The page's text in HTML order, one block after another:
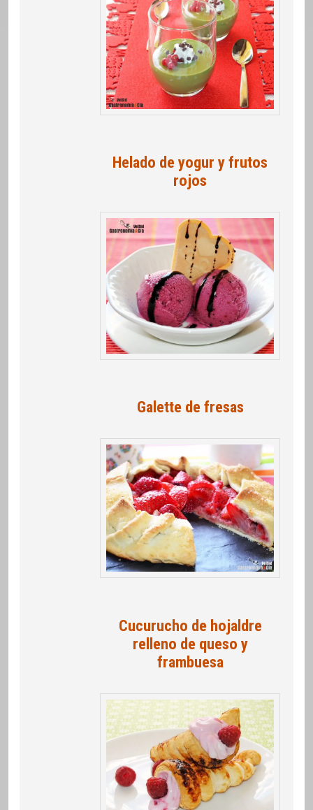
Helado de yogur y frutos
rojos
Galette de fresas
Cucurucho de hojaldre
relleno de queso y
frambuesa